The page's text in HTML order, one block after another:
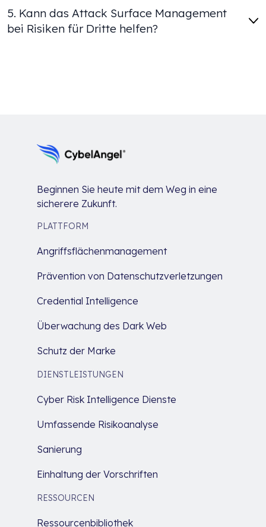
5. Kann das Attack Surface Management
bei Risiken für Dritte helfen?
Beginnen Sie heute mit dem Weg in eine
sicherere Zukunft.
PLATTFORM
Angriffsflächenmanagement
Prävention von Datenschutzverletzungen
Credential Intelligence
Überwachung des Dark Web
Schutz der Marke
DIENSTLEISTUNGEN
Cyber Risk Intelligence Dienste
Umfassende Risikoanalyse
Sanierung
Einhaltung der Vorschriften
RESSOURCEN
Ressourcenbibliothek